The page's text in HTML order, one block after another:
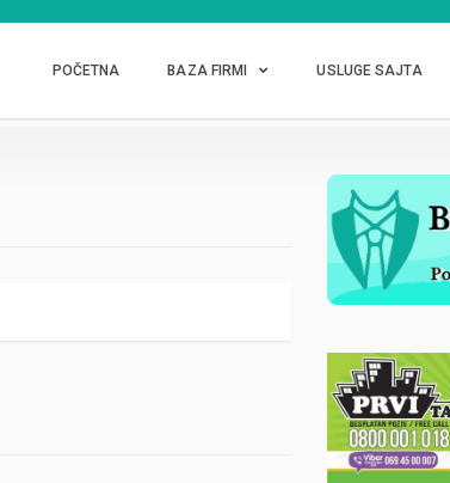
POČETNA BAZA FIRMI USLUGE SAJTA